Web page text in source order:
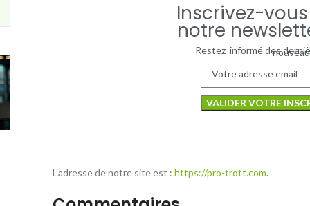
Inscrivez-
notre
Restez informé des
NOS TROTTINETTES ÉLECTRIQUES
L’adresse de notre site est : https://pro-trott.com.